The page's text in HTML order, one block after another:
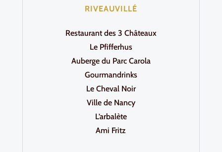
RIVEAUVILLÉ
Restaurant des 3 Châteaux
Le Pfifferhus
Auberge du Parc Carola
Gourmandrinks
Le Cheval Noir
Ville de Nancy
L’arbalète
Ami Fritz